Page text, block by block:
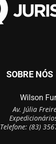
SOBRE NÓS
Wilson
Av. Júlia
Telefone: (83)